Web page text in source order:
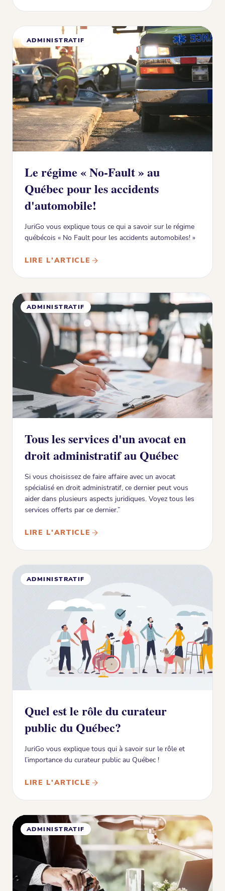
ADMINISTRATIF
Le régime « No-Fault » au
Québec pour les accidents
d'automobile!
JuriGo vous explique tous ce qui a savoir sur le régime
québécois « No Fault pour les accidents automobiles! »
LIRE L'ARTICLE
ADMINISTRATIF
Tous les services d'un avocat en
droit administratif au Québec
Si vous choisissez de faire affaire avec un avocat
spécialisé en droit administratif, ce dernier peut vous
aider dans plusieurs aspects juridiques. Voyez tous les
services offerts par ce dernier.”
LIRE L'ARTICLE
ADMINISTRATIF
Quel est le rôle du curateur
public du Québec?
JuriGo vous explique tous qui à savoir sur le rôle et
l’importance du curateur public au Québec !
LIRE L'ARTICLE
ADMINISTRATIF